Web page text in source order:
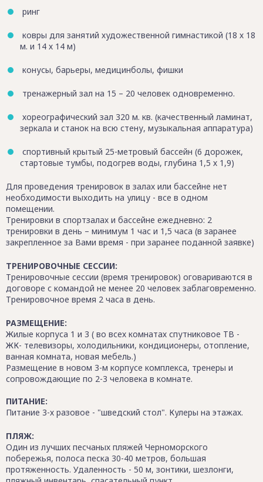
ринг
ковры для занятий художественной гимнастикой (18 х 18
м. и 14 х 14 м)
конусы, барьеры, медицинболы, фишки
тренажерный зал на 15 – 20 человек одновременно.
хореографический зал 320 м. кв. (качественный ламинат,
зеркала и станок на всю стену, музыкальная аппаратура)
спортивный крытый 25-метровый бассейн (6 дорожек,
стартовые тумбы, подогрев воды, глубина 1,5 х 1,9)
Для проведения тренировок в залах или бассейне нет
необходимости выходить на улицу - все в одном
помещении.
Тренировки в спортзалах и бассейне ежедневно: 2
тренировки в день – минимум 1 час и 1,5 часа (в заранее
закрепленное за Вами время - при заранее поданной заявке)
ТРЕНИРОВОЧНЫЕ СЕССИИ:
Тренировочные сессии (время тренировок) оговариваются в
договоре с командой не менее 20 человек заблаговременно.
Тренировочное время 2 часа в день.
РАЗМЕЩЕНИЕ:
Жилые корпуса 1 и 3 ( во всех комнатах спутниковое ТВ -
ЖК- телевизоры, холодильники, кондиционеры, отопление,
ванная комната, новая мебель.)
Размещение в новом 3-м корпусе комплекса, тренеры и
сопровождающие по 2-3 человека в комнате.
ПИТАНИЕ:
Питание 3-х разовое - "шведский стол". Кулеры на этажах.
ПЛЯЖ:
Один из лучших песчаных пляжей Черноморского
побережья, полоса песка 30-40 метров, большая
протяженность. Удаленность - 50 м, зонтики, шезлонги,